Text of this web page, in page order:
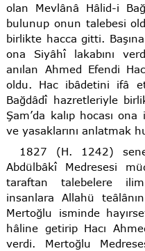
olan Mevlânâ Hâlid-i
bulunup onun talebesi
birlikte hacca gitti. Başına
ona Siyâhî lakabını
anılan Ahmed Efendi
oldu. Hac ibâdetini ifâ
Bağdâdî hazretleriyle
Şam’da kalıp hocası
ve yasaklarını anlatmak
1827 (H. 1242)
Abdülbâkî Medresesi
taraftan talebelere
insanlara Allahü
Mertoğlu isminde
hâline getirip Hacı
verdi. Mertoğlu